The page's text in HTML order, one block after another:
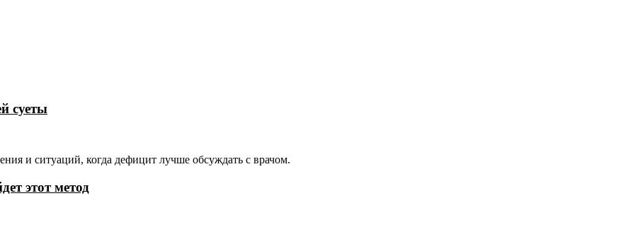
суеты
и ситуаций, когда дефицит лучше обсуждать с врачом.
этот метод